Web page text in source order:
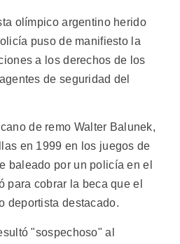
olímpico argentino herido
puso de manifiesto la
a los derechos de los
de seguridad del
de remo Walter Balunek,
en 1999 en los juegos de
baleado por un policía en el
para cobrar la beca que el
deportista destacado.
"sospechoso" al